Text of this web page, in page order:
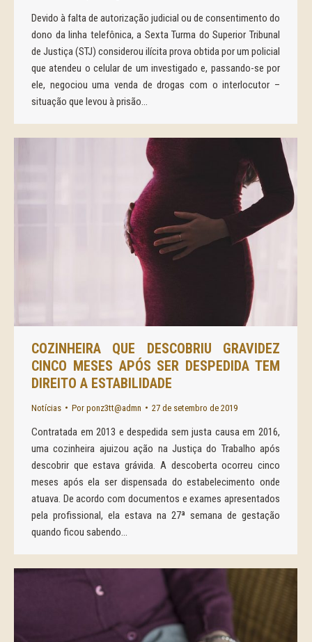
Devido à falta de autorização judicial ou de consentimento do
dono da linha telefônica, a Sexta Turma do Superior Tribunal
de Justiça (STJ) considerou ilícita prova obtida por um policial
que atendeu o celular de um investigado e, passando-se por
ele, negociou uma venda de drogas com o interlocutor –
situação que levou à prisão…
COZINHEIRA QUE DESCOBRIU GRAVIDEZ
CINCO MESES APÓS SER DESPEDIDA TEM
DIREITO A ESTABILIDADE
Notícias Por ponz3tt@admn 27 de setembro de 2019
Contratada em 2013 e despedida sem justa causa em 2016,
uma cozinheira ajuizou ação na Justiça do Trabalho após
descobrir que estava grávida. A descoberta ocorreu cinco
meses após ela ser dispensada do estabelecimento onde
atuava. De acordo com documentos e exames apresentados
pela profissional, ela estava na 27ª semana de gestação
quando ficou sabendo…